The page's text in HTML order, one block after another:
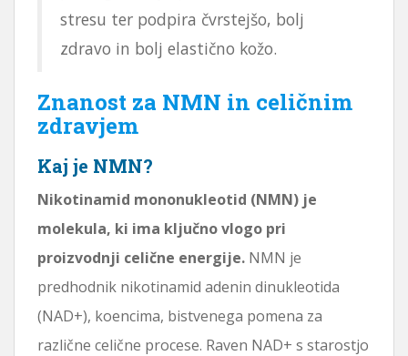
stresu ter podpira čvrstejšo, bolj
zdravo in bolj elastično kožo.
Znanost za NMN in celičnim
zdravjem
Kaj je NMN?
Nikotinamid mononukleotid (NMN) je
molekula, ki ima ključno vlogo pri
proizvodnji celične energije. NMN je
predhodnik nikotinamid adenin dinukleotida
(NAD+), koencima, bistvenega pomena za
različne celične procese. Raven NAD+ s starostjo